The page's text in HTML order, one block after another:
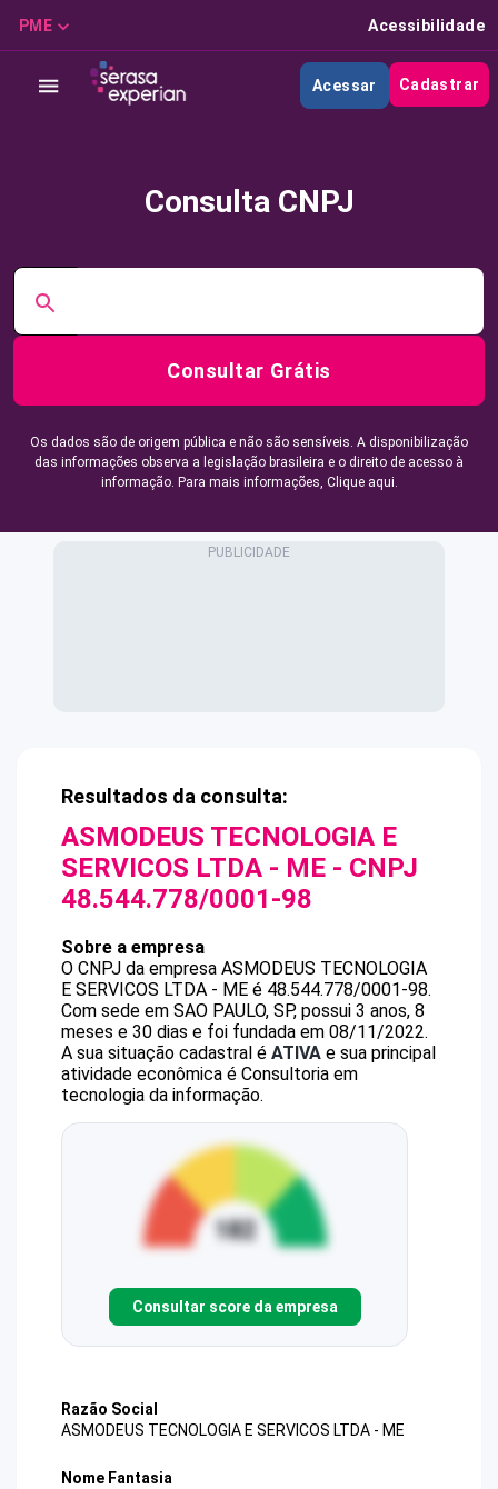
PME Acessibilidade
Acessar Cadastrar
Consulta CNPJ
Consultar Grátis
Os dados são de origem pública e não são sensíveis. A disponibilização
das informações observa a legislação brasileira e o direito de acesso à
informação. Para mais informações, Clique aqui.
Resultados da consulta:
ASMODEUS TECNOLOGIA E
SERVICOS LTDA - ME - CNPJ
48.544.778/0001-98
Sobre a empresa
O CNPJ da empresa ASMODEUS TECNOLOGIA
E SERVICOS LTDA - ME é 48.544.778/0001-98.
Com sede em SAO PAULO, SP, possui 3 anos, 8
meses e 30 dias e foi fundada em 08/11/2022.
A sua situação cadastral é ATIVA e sua principal
atividade econômica é Consultoria em
tecnologia da informação.
Consultar score da empresa
Razão Social
ASMODEUS TECNOLOGIA E SERVICOS LTDA - ME
Nome Fantasia